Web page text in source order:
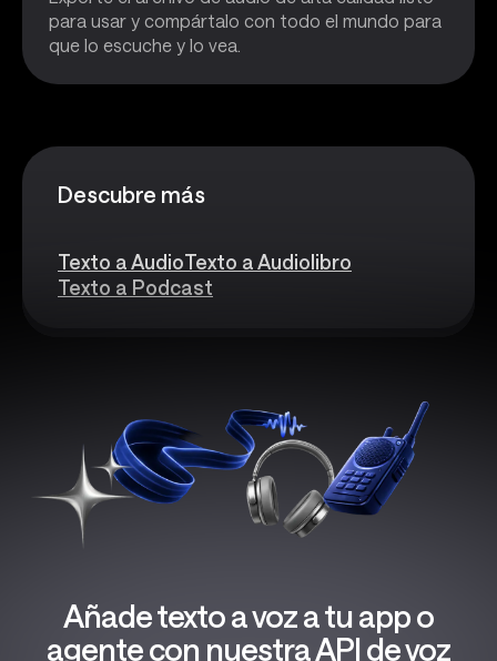
para usar y compártalo con todo el mundo para
que lo escuche y lo vea.
Descubre más
Texto a AudioTexto a Audiolibro
Texto a Podcast
Añade texto a voz a tu app o
agente con nuestra API de voz